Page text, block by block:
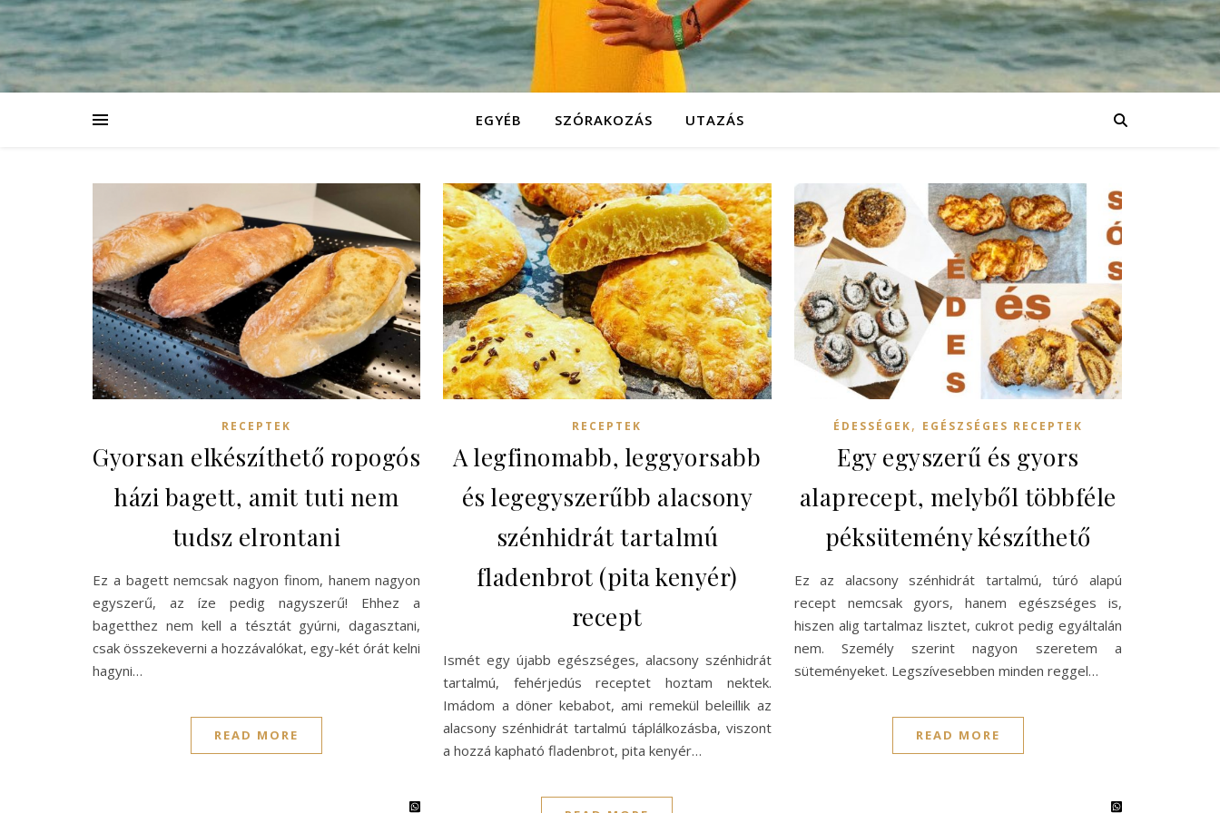
EGYÉB SZÓRAKOZÁS UTAZÁS
RECEPTEK
Gyorsan elkészíthető ropogós
házi bagett, amit tuti nem
tudsz elrontani
Ez a bagett nemcsak nagyon finom, hanem nagyon
egyszerű, az íze pedig nagyszerű! Ehhez a
bagetthez nem kell a tésztát gyúrni, dagasztani,
csak összekeverni a hozzávalókat, egy-két órát kelni
hagyni…
READ MORE
RECEPTEK
A legfinomabb, leggyorsabb
és legegyszerűbb alacsony
szénhidrát tartalmú
fladenbrot (pita kenyér)
recept
Ismét egy újabb egészséges, alacsony szénhidrát
tartalmú, fehérjedús receptet hoztam nektek.
Imádom a döner kebabot, ami remekül beleillik az
alacsony szénhidrát tartalmú táplálkozásba, viszont
a hozzá kapható fladenbrot, pita kenyér…
ÉDESSÉGEK, EGÉSZSÉGES RECEPTEK
Egy egyszerű és gyors
alaprecept, melyből többféle
péksütemény készíthető
Ez az alacsony szénhidrát tartalmú, túró alapú
recept nemcsak gyors, hanem egészséges is,
hiszen alig tartalmaz lisztet, cukrot pedig egyáltalán
nem. Személy szerint nagyon szeretem a
süteményeket. Legszívesebben minden reggel…
READ MORE